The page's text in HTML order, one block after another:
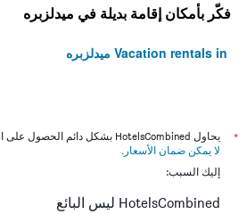
فكّر بأمكان إقامة بديلة في ميدلزبره
Vacation rentals in ميدلزبره
*
يحاول HotelsCombined بشكل دائم الحصول على الأسعار الدقيقة، ولكن
لا يمكن ضمان الأسعار .
إليك السبب:
HotelsCombined ليس البائع